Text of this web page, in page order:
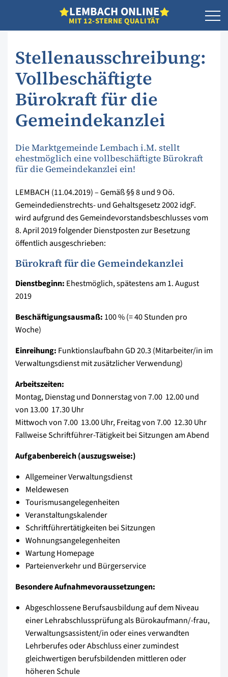
LEMBACH ONLINE
MIT 12-STERNE QUALITÄT
Stellenausschreibung:
Vollbeschäftigte
Bürokraft für die
Gemeindekanzlei
Die Marktgemeinde Lembach i.M. stellt
ehestmöglich eine vollbeschäftigte Bürokraft
für die Gemeindekanzlei ein!
LEMBACH (11.04.2019) – Gemäß §§ 8 und 9 Oö.
Gemeindedienstrechts- und Gehaltsgesetz 2002 idgF.
wird aufgrund des Gemeindevorstandsbeschlusses vom
8. April 2019 folgender Dienstposten zur Besetzung
öffentlich ausgeschrieben:
Bürokraft für die Gemeindekanzlei
Dienstbeginn: Ehestmöglich, spätestens am 1. August
2019
Beschäftigungsausmaß: 100 % (= 40 Stunden pro
Woche)
Einreihung: Funktionslaufbahn GD 20.3 (Mitarbeiter/in im
Verwaltungsdienst mit zusätzlicher Verwendung)
Arbeitszeiten:
Montag, Dienstag und Donnerstag von 7.00  12.00 und
von 13.00  17.30 Uhr
Mittwoch von 7.00  13.00 Uhr, Freitag von 7.00  12.30 Uhr
Fallweise Schriftführer-Tätigkeit bei Sitzungen am Abend
Aufgabenbereich (auszugsweise:)
Allgemeiner Verwaltungsdienst
Meldewesen
Tourismusangelegenheiten
Veranstaltungskalender
Schriftführertätigkeiten bei Sitzungen
Wohnungsangelegenheiten
Wartung Homepage
Parteienverkehr und Bürgerservice
Besondere Aufnahmevoraussetzungen:
Abgeschlossene Berufsausbildung auf dem Niveau
einer Lehrabschlussprüfung als Bürokaufmann/-frau,
Verwaltungsassistent/in oder eines verwandten
Lehrberufes oder Abschluss einer zumindest
gleichwertigen berufsbildenden mittleren oder
höheren Schule